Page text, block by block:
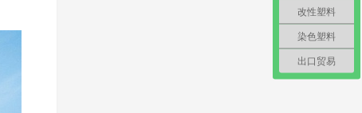
改性塑料
染色塑料
出口贸易